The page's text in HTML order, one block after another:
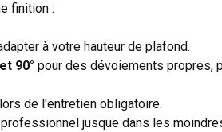
finition :
à votre hauteur de plafond.
90° pour des dévoiements propres,
de l'entretien obligatoire.
jusque dans les